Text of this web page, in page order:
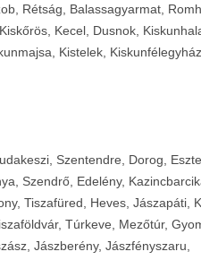
Rétság, Balassagyarmat,
Kecel, Dusnok,
Kistelek,
Szentendre, Dorog,
Szendrő, Edelény,
Tiszafüred, Heves, Jászapáti,
Túrkeve, Mezőtúr,
Jászberény, Jászfényszaru,